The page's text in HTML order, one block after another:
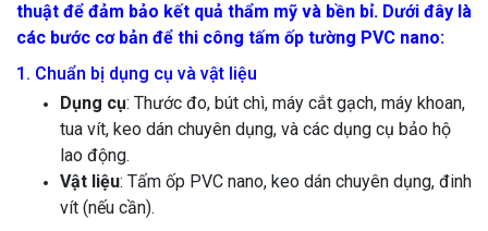
thuật để đảm bảo kết quả thẩm mỹ và bền bỉ. Dưới đây là
các bước cơ bản để thi công tấm ốp tường PVC nano:
1. Chuẩn bị dụng cụ và vật liệu
Dụng cụ: Thước đo, bút chì, máy cắt gạch, máy khoan,
tua vít, keo dán chuyên dụng, và các dụng cụ bảo hộ
lao động.
Vật liệu: Tấm ốp PVC nano, keo dán chuyên dụng, đinh
vít (nếu cần).